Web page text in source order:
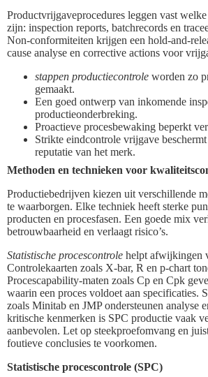
Productvrijgaveprocedures leggen vast
zijn: inspection reports, batchrecords en
Non-conformiteiten krijgen een hold-and-
cause analyse en corrective actions voor
stappen productiecontrole worden zo
gemaakt.
Een goed ontwerp van inkomende
productieonderbreking.
Proactieve procesbewaking beperkt
Strikte eindcontrole vrijgave
reputatie van het merk.
Methoden en technieken voor
Productiebedrijven kiezen uit verschillende
te waarborgen. Elke techniek heeft sterke
producten en procesfasen. Een goede mix
betrouwbaarheid en verlaagt risico’s.
Statistische procescontrole helpt afwijkingen
Controlekaarten zoals X-bar, R en p-chart
Procescapability-maten zoals Cp en Cpk
waarin een proces voldoet aan specificaties.
zoals Minitab en JMP ondersteunen analyse
kritische kenmerken is SPC productie vaak
aanbevolen. Let op steekproefomvang en
foutieve conclusies te voorkomen.
Statistische procescontrole (SPC)